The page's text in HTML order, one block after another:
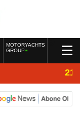
MOTORYACHTS
GROUP